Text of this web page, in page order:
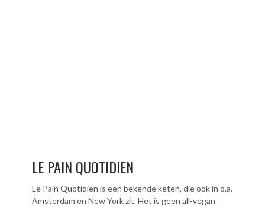
LE PAIN QUOTIDIEN
Le Pain Quotidien is een bekende keten, die ook in o.a.
Amsterdam en New Yorkzit. Het is geen all-vegan